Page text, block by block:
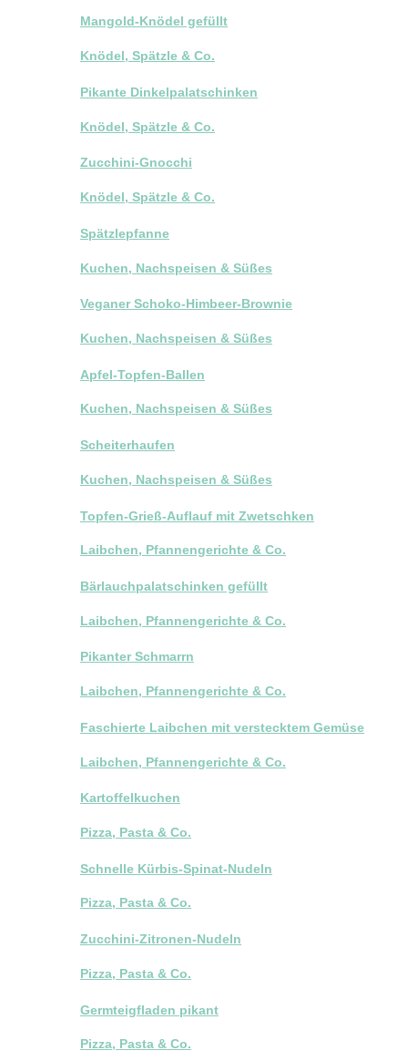
Mangold-Knödel gefüllt
Knödel, Spätzle & Co.
Pikante Dinkelpalatschinken
Knödel, Spätzle & Co.
Zucchini-Gnocchi
Knödel, Spätzle & Co.
Spätzlepfanne
Kuchen, Nachspeisen & Süßes
Veganer Schoko-Himbeer-Brownie
Kuchen, Nachspeisen & Süßes
Apfel-Topfen-Ballen
Kuchen, Nachspeisen & Süßes
Scheiterhaufen
Kuchen, Nachspeisen & Süßes
Topfen-Grieß-Auflauf mit Zwetschken
Laibchen, Pfannengerichte & Co.
Bärlauchpalatschinken gefüllt
Laibchen, Pfannengerichte & Co.
Pikanter Schmarrn
Laibchen, Pfannengerichte & Co.
Faschierte Laibchen mit verstecktem Gemüse
Laibchen, Pfannengerichte & Co.
Kartoffelkuchen
Pizza, Pasta & Co.
Schnelle Kürbis-Spinat-Nudeln
Pizza, Pasta & Co.
Zucchini-Zitronen-Nudeln
Pizza, Pasta & Co.
Germteigfladen pikant
Pizza, Pasta & Co.